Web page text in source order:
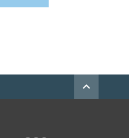
expand_less